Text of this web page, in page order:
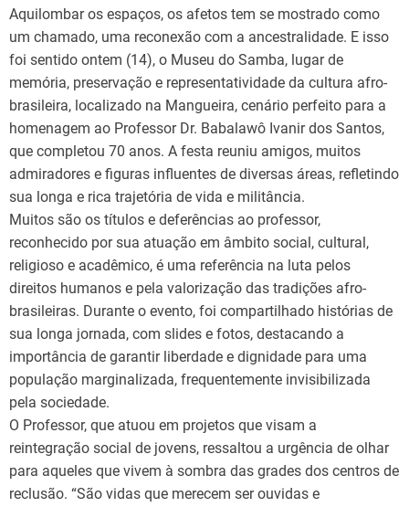
Aquilombar os espaços, os afetos tem se mostrado como
um chamado, uma reconexão com a ancestralidade. E isso
foi sentido ontem (14), o Museu do Samba, lugar de
memória, preservação e representatividade da cultura afro-
brasileira, localizado na Mangueira, cenário perfeito para a
homenagem ao Professor Dr. Babalawô Ivanir dos Santos,
que completou 70 anos. A festa reuniu amigos, muitos
admiradores e figuras influentes de diversas áreas, refletindo
sua longa e rica trajetória de vida e militância.
Muitos são os títulos e deferências ao professor,
reconhecido por sua atuação em âmbito social, cultural,
religioso e acadêmico, é uma referência na luta pelos
direitos humanos e pela valorização das tradições afro-
brasileiras. Durante o evento, foi compartilhado histórias de
sua longa jornada, com slides e fotos, destacando a
importância de garantir liberdade e dignidade para uma
população marginalizada, frequentemente invisibilizada
pela sociedade.
O Professor, que atuou em projetos que visam a
reintegração social de jovens, ressaltou a urgência de olhar
para aqueles que vivem à sombra das grades dos centros de
reclusão. “São vidas que merecem ser ouvidas e